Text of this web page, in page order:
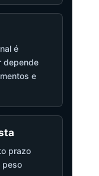
é
depende
e
prazo
peso